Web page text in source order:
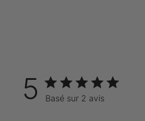
5 Basé sur 2 avis